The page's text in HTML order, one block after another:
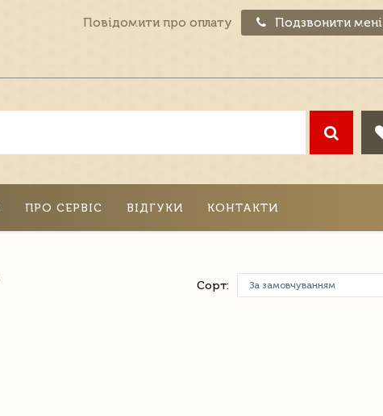
Повідомити про оплату Подзвонити мені
ПРО СЕРВІС ВІДГУКИ КОНТАКТИ
Сорт: